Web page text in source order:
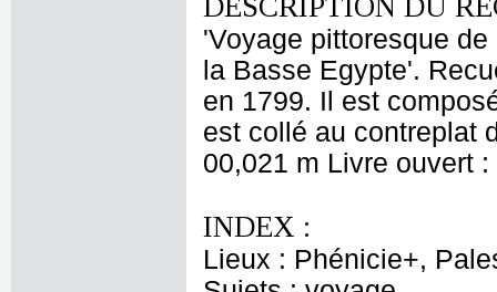
DESCRIPTION DU
'Voyage pittoresque
la Basse Egypte'.
en 1799. Il est
est collé au contreplat
00,021 m Livre ouvert
INDEX :
Lieux : Phénicie+,